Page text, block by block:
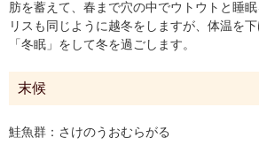
肪を蓄えて、春まで穴の中でウトウトと睡
リスも同じように越冬をしますが、体温を
「冬眠」をして冬を過ごします。
末候
鮭魚群：さけのうおむらがる